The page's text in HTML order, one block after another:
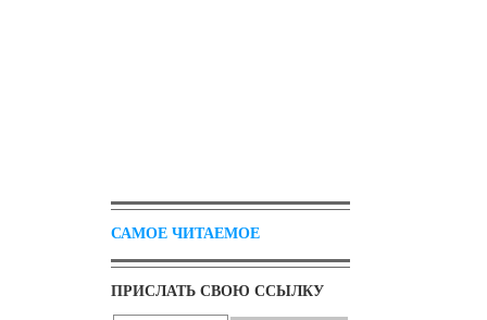
САМОЕ ЧИТАЕМОЕ
ПРИСЛАТЬ СВОЮ ССЫЛКУ